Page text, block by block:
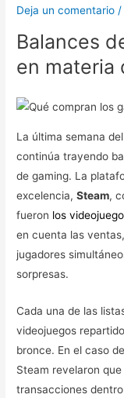
Deja un comentario
Balances
en materia
La última semana
continúa trayendo
de gaming. La
excelencia,Steam,
fueron los
en cuenta las
jugadores
sorpresas.
Cada una de las
videojuegos
bronce. En el caso
Steam revelaron
transacciones